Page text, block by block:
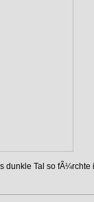
dunkle Tal so